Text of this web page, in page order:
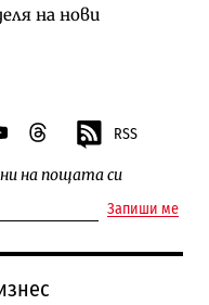
на нови
threads RSS
на пощата си
Запиши ме